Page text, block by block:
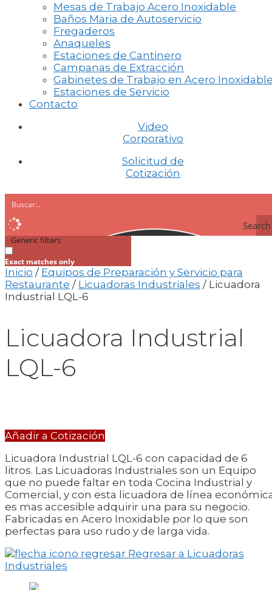
Mesas de Trabajo Acero Inoxidable
Baños Maria de Autoservicio
Fregaderos
Anaqueles
Estaciones de Cantinero
Campanas de Extracción
Gabinetes de Trabajo en Acero
Estaciones de Servicio
Contacto
Video
Corporativo
Solicitud de
Cotización
Search
Generic filters
Exact matches only
Inicio / Equipos de Preparación y Servicio para
Restaurante / Licuadoras Industriales / Licuadora
Industrial LQL-6
Licuadora Industrial
LQL-6
Añadir a Cotización
Licuadora Industrial LQL-6 con capacidad de 6
litros. Las Licuadoras Industriales son un Equipo
que no puede faltar en toda Cocina Industrial y
Comercial, y con esta licuadora de línea
es mas accesible adquirir una para su negocio.
Fabricadas en Acero Inoxidable por lo que son
perfectas para uso rudo y de larga vida.
Regresar a Licuadoras
Industriales